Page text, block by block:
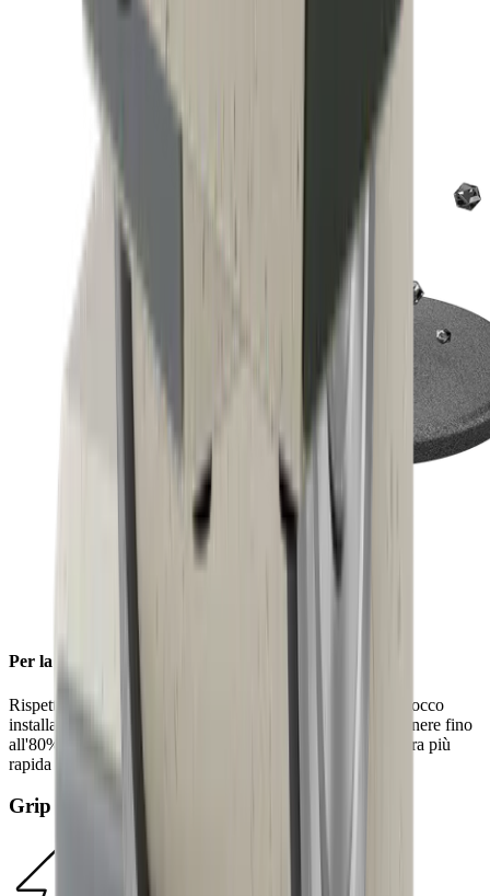
Per la massima efficienza
Rispetto alla famiglia di prodotti HORL®2, i diamanti a blocco
installati su la mola diamantata standard consentono di ottenere fino
all'80% in più di rimozione e assicurano un' affilatura ancora più
rapida e una micrografia più uniforme.
Grip Pad